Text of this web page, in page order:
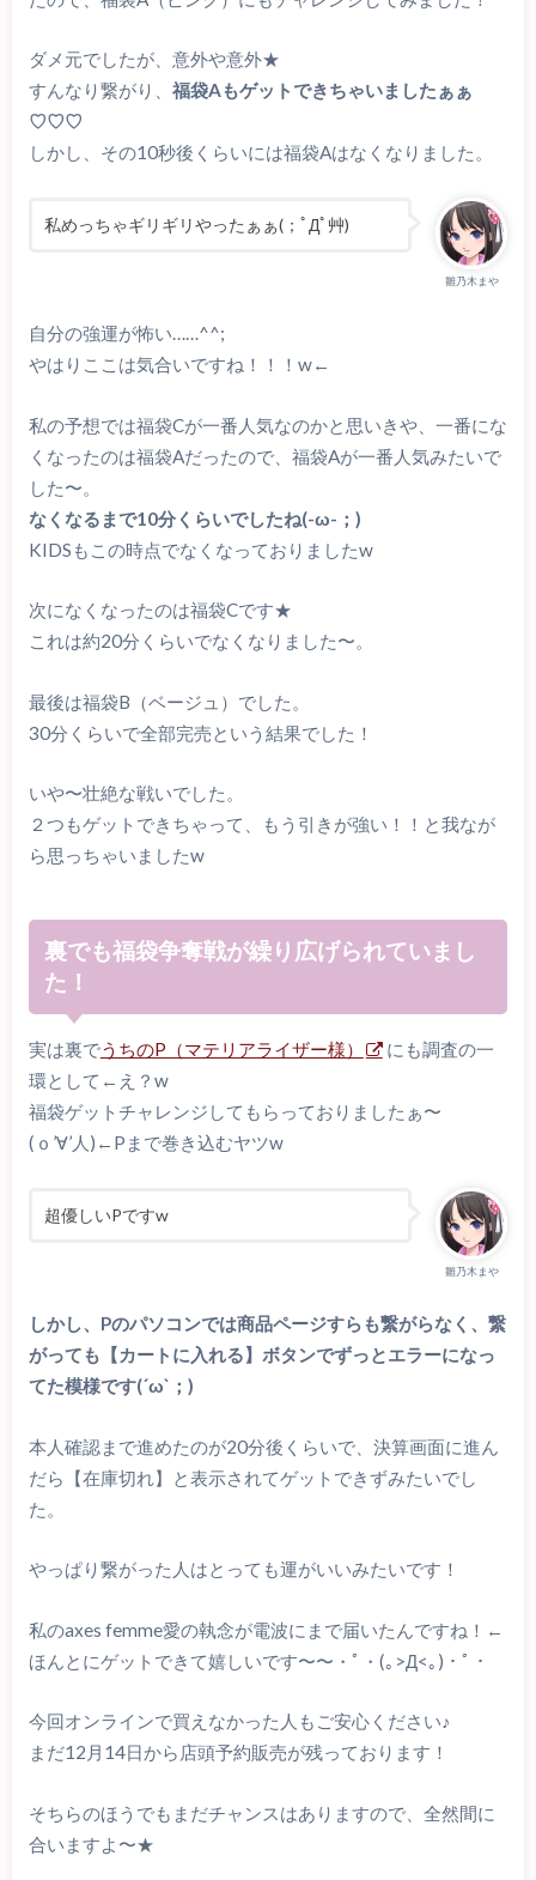
ダメ元でしたが、意外や意外★
すんなり繋がり、 福袋Aもゲットできちゃいましたぁぁ
♡♡♡
しかし、その10秒後くらいには福袋Aはなくなりました。
雛乃木まや
私めっちゃギリギリやったぁぁ(；ﾟДﾟ艸)
自分の強運が怖い……^^;
やはりここは気合いですね！！！w←
私の予想では福袋Cが一番人気なのかと思いきや、一番にな
くなったのは福袋Aだったので、福袋Aが一番人気みたいで
した〜。
なくなるまで10分くらいでしたね(-ω-；)
KIDSもこの時点でなくなっておりましたw
次になくなったのは福袋Cです★
これは約20分くらいでなくなりました〜。
最後は福袋B（ベージュ）でした。
30分くらいで全部完売という結果でした！
いや〜壮絶な戦いでした。
２つもゲットできちゃって、もう引きが強い！！と我なが
ら思っちゃいましたw
裏でも福袋争奪戦が繰り広げられていまし
た！
実は裏でうちのP（マテリアライザー様）
にも調査の一
環として←え？w
福袋ゲットチャレンジしてもらっておりましたぁ〜
(ｏ’∀’人)←Pまで巻き込むヤツw
雛乃木まや
超優しいPですw
しかし、Pのパソコンでは商品ページすらも繋がらなく、繋
がっても【カートに入れる】ボタンでずっとエラーになっ
てた模様です(´ω`；)
本人確認まで進めたのが20分後くらいで、決算画面に進ん
だら【在庫切れ】と表示されてゲットできずみたいでし
た。
やっぱり繋がった人はとっても運がいいみたいです！
私のaxes femme愛の執念が電波にまで届いたんですね！←
ほんとにゲットできて嬉しいです〜〜・ﾟ・(｡>Д<｡)・ﾟ・
今回オンラインで買えなかった人もご安心ください♪
まだ12月14日から店頭予約販売が残っております！
そちらのほうでもまだチャンスはありますので、全然間に
合いますよ〜★